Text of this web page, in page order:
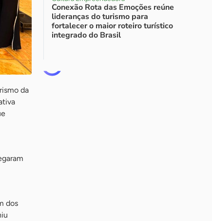
da
dos
Conexão Rota das Emoções reúne
lideranças do turismo para
fortalecer o maior roteiro turístico
integrado do Brasil